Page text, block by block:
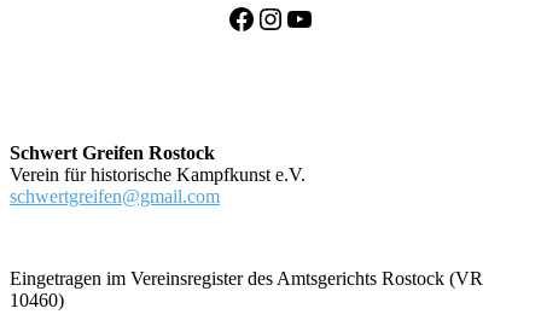
Facebook
Instagram
YouTube
Schwert Greifen Rostock
Verein für historische Kampfkunst e.V.
schwertgreifen@gmail.com
Eingetragen im Vereinsregister des Amtsgerichts Rostock (VR
10460)